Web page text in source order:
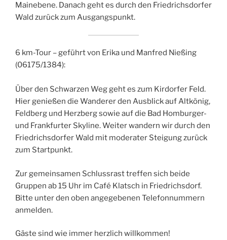
Mainebene. Danach geht es durch den Friedrichsdorfer
Wald zurück zum Ausgangspunkt.
6 km-Tour – geführt von Erika und Manfred Nießing
(06175/1384):
Über den Schwarzen Weg geht es zum Kirdorfer Feld.
Hier genießen die Wanderer den Ausblick auf Altkönig,
Feldberg und Herzberg sowie auf die Bad Homburger-
und Frankfurter Skyline. Weiter wandern wir durch den
Friedrichsdorfer Wald mit moderater Steigung zurück
zum Startpunkt.
Zur gemeinsamen Schlussrast treffen sich beide
Gruppen ab 15 Uhr im Café Klatsch in Friedrichsdorf.
Bitte unter den oben angegebenen Telefonnummern
anmelden.
Gäste sind wie immer herzlich willkommen!